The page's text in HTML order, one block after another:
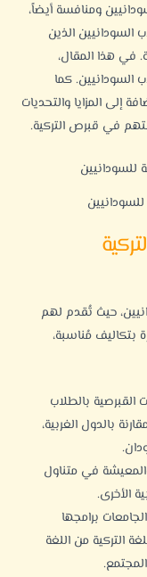
ومنافسة أيضاً،
السودانيين الذين
في هذا المقال،
السودانيين. كما
إلى المزايا والتحديات
في قبرص التركية.
، حيث تُقدم لهم
بتكاليف مُناسبة،
القبرصية بالطلاب
بالدول الغربية،
في متناول
الأخرى.
برامجها
التركية من اللغة